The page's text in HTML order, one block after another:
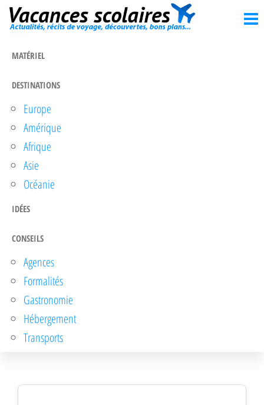
Passer
Vacances
scolaires
MATÉRIEL
DESTINATIONS
Europe
Amérique
Afrique
Asie
Océanie
IDÉES
CONSEILS
Agences
Formalités
Gastronomie
Hébergement
Transports